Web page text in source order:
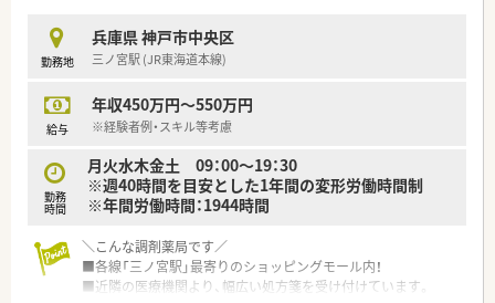
■お仕事帰りに食品や生活用品を割引で購入できる、お得で便利
な環境です。
■複数の雇用形態・勤務コースを用意、転居を伴う異動のない勤
調剤・OTC・管理職研修など、多彩な教育カリキュラムをご用意、
組織管理や仕事の教え方など組織人としての成長も支援しま
■年間休日122日、プラチナくるみんマークも取得しており労働
組合もございます。
勤務地
兵庫県 神戸市中央区
三ノ宮駅 (JR東海道本線)
給与
年収450万円～550万円
※経験者例・スキル等考慮
勤務
時間
月火水木金土 09：00～19：30
※週40時間を目安とした1年間の変形労働時間制
※年間労働時間：1944時間
＼こんな調剤薬局です／
■各線「三ノ宮駅」最寄りのショッピングモール内！
■近隣の医療機関より、幅広い処方箋を受け付けています。